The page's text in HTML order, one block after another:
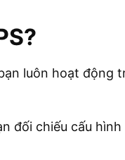
luôn hoạt động
đối chiếu cấu